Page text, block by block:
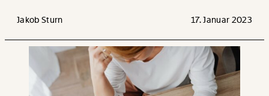
Arbeit
Verteilung
Klima
Jakob Sturn 17. Januar 2023